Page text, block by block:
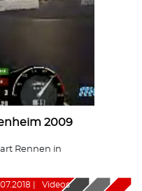
2009
Rennen in
Videos